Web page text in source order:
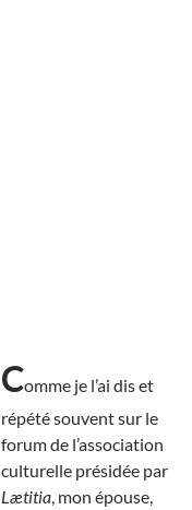
Comme je l’ai dis et
répété souvent sur le
forum de l’association
culturelle présidée par
Lætitia , mon épouse,